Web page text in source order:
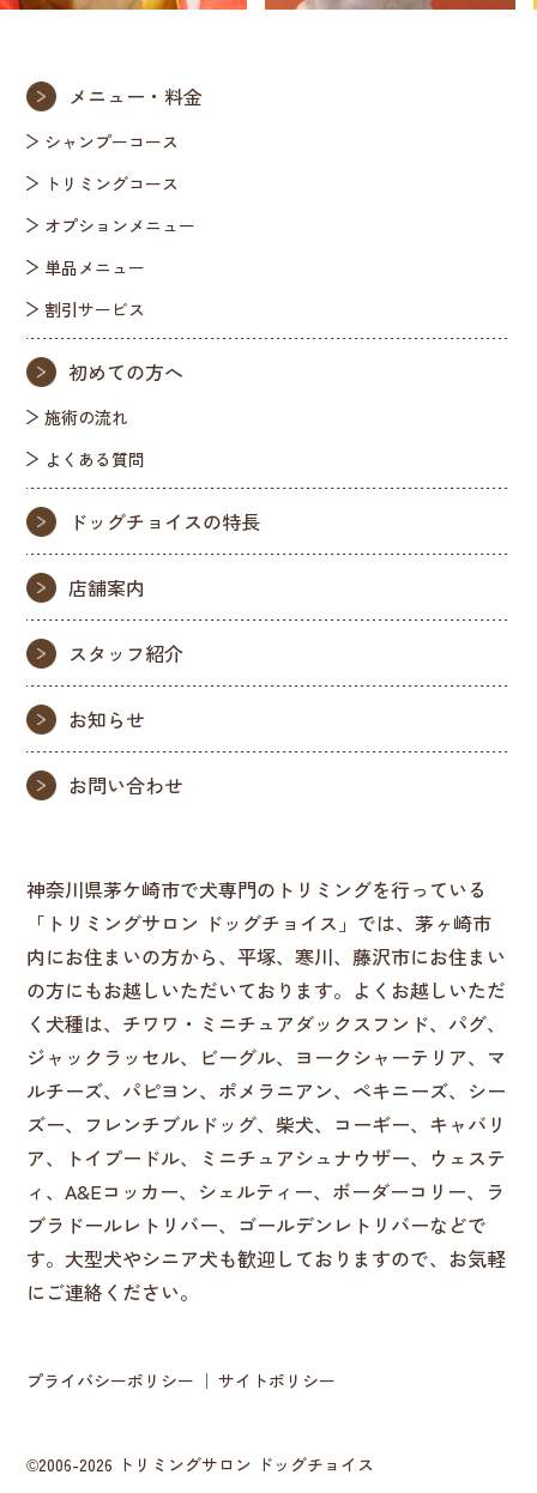
メニュー・料金
シャンプーコース
トリミングコース
オプションメニュー
単品メニュー
割引サービス
初めての方へ
施術の流れ
よくある質問
ドッグチョイスの特長
店舗案内
スタッフ紹介
お知らせ
お問い合わせ
神奈川県茅ケ崎市で犬専門のトリミングを行っている
「トリミングサロン ドッグチョイス」では、茅ヶ崎市
内にお住まいの方から、平塚、寒川、藤沢市にお住まい
の方にもお越しいただいております。よくお越しいただ
く犬種は、チワワ・ミニチュアダックスフンド、パグ、
ジャックラッセル、ビーグル、ヨークシャーテリア、マ
ルチーズ、パピヨン、ポメラニアン、ペキニーズ、シー
ズー、フレンチブルドッグ、柴犬、コーギー、キャバリ
ア、トイプードル、ミニチュアシュナウザー、ウェステ
ィ、A&Eコッカー、シェルティー、ボーダーコリー、ラ
ブラドールレトリバー、ゴールデンレトリバーなどで
す。大型犬やシニア犬も歓迎しておりますので、お気軽
にご連絡ください。
プライバシーポリシー サイトポリシー
©2006-2026 トリミングサロン ドッグチョイス